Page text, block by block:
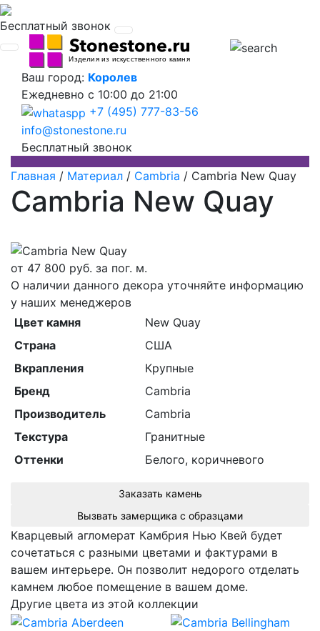
Бесплатный звонок
Ваш город: Королев
Ежедневно с 10:00 до 21:00
+7 (495) 777-83-56
info@stonestone.ru
Бесплатный звонок
Главная / Материал / Cambria / Cambria New Quay
Cambria New Quay
от 47 800 руб. за пог. м.
О наличии данного декора уточняйте информацию
у наших менеджеров
Цвет камня
New Quay
Страна
США
Вкрапления
Крупные
Бренд
Cambria
Производитель
Cambria
Текстура
Гранитные
Оттенки
Белого, коричневого
Заказать камень
Вызвать замерщика с образцами
Кварцевый агломерат Камбрия Нью Квей будет
сочетаться с разными цветами и фактурами в
вашем интерьере. Он позволит недорого отделать
камнем любое помещение в вашем доме.
Другие цвета из этой коллекции